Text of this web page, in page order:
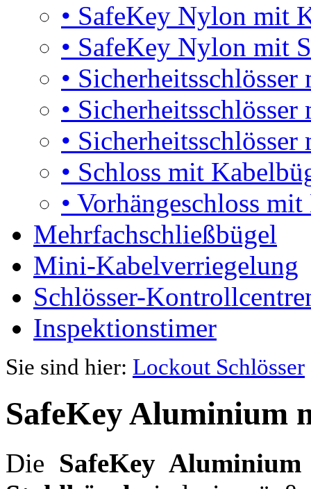
• SafeKey Nylon mit
• SafeKey Nylon mit
•
• Sicherheitsschlösser
•
• Schloss mit
• Vorhängeschloss
Mehrfachschließbügel
Mini-Kabelverriegelung
Schlösser-
Inspektionstimer
Sie sind hier: Lockout Schlösser
SafeKey Aluminium
Die SafeKey